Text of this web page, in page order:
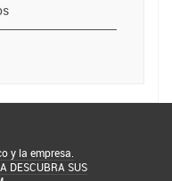
y la empresa.
DESCUBRA SUS